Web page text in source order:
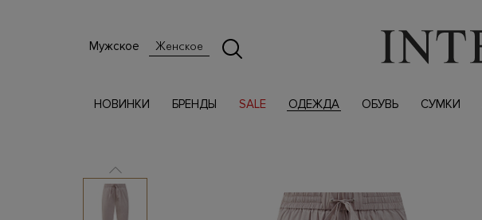
Мужское Женское
НОВИНКИ БРЕНДЫ SALE ОДЕЖДА ОБУВЬ СУМКИ